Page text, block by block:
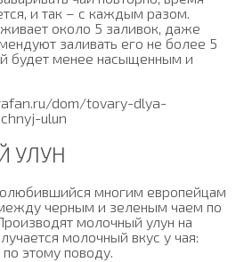
и так – с каждым разом.
около 5 заливок, даже
заливать его не более 5
будет менее насыщенным и
dom/tovary-dlya-
ulun
УЛУН
многим европейцам
черным и зеленым чаем по
молочный улун на
молочный вкус у чая:
этому поводу.